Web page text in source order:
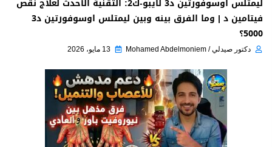
ليمتلس اوسوفورتين د3 لايبو-ك2: التقنية الأحدث لعلاج نقص
فيتامين د | وما الفرق بينه وبين ليمتلس اوسوفورتين د3
5000؟
دكتور صيدلي / Mohamed Abdelmoniem 13 مايو، 2026